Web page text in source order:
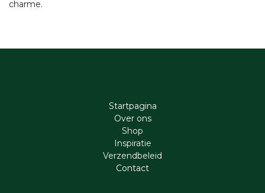
charme.
Startpagina
Ove​r​ ons
Shop
Inspiratie
Verzendbeleid
Cont​act